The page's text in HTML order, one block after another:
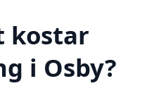
kostar
i Osby?